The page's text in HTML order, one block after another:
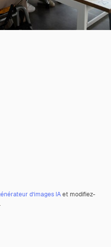
d’images IAet modifiez-
.